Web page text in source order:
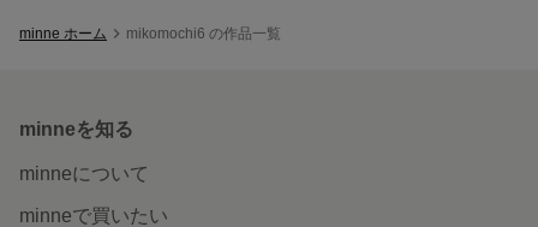
minne ホーム mikomochi6 の作品一覧
minneを知る
minneについて
minneで買いたい